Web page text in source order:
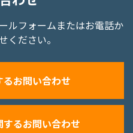
ルフォームまたはお電話か
ください。
お問い合わせ
るお問い合わせ